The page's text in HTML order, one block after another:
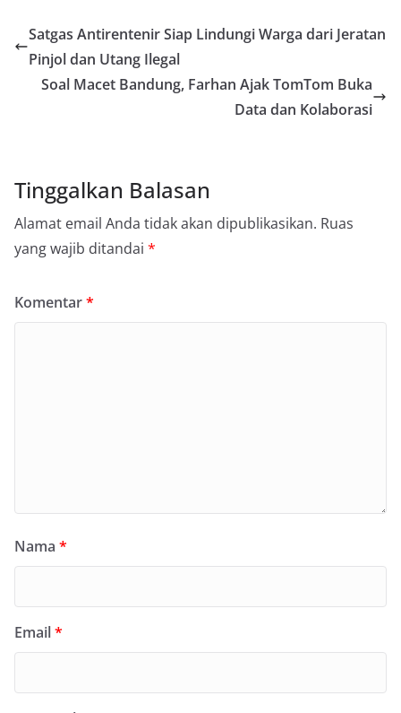
Satgas Antirentenir Siap Lindungi Warga dari Jeratan
Pinjol dan Utang Ilegal
Soal Macet Bandung, Farhan Ajak TomTom Buka
Data dan Kolaborasi
Tinggalkan Balasan
Alamat email Anda tidak akan dipublikasikan. Ruas
yang wajib ditandai *
Komentar*
Nama *
Email*